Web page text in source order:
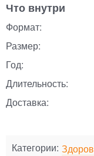
Что внутри
Формат:
Размер:
Год:
Длительность:
Доставка:
Категории: